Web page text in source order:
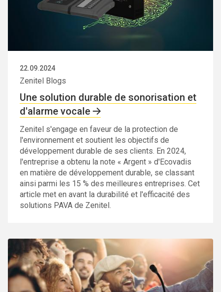
22.09.2024
Zenitel Blogs
Une solution durable de sonorisation et
d'alarme vocale
Zenitel s'engage en faveur de la protection de
l'environnement et soutient les objectifs de
développement durable de ses clients. En 2024,
l'entreprise a obtenu la note « Argent » d'Ecovadis
en matière de développement durable, se classant
ainsi parmi les 15 % des meilleures entreprises. Cet
article met en avant la durabilité et l'efficacité des
solutions PAVA de Zenitel.